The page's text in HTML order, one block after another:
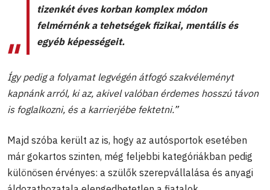
tizenkét éves korban komplex módon
felmérnénk a tehetségek fizikai, mentális és
egyéb képességeit.
Így pedig a folyamat legvégén átfogó szakvéleményt
kapnánk arról, ki az, akivel valóban érdemes hosszú távon
is foglalkozni, és a karrierjébe fektetni.”
Majd szóba került az is, hogy az autósportok esetében
már gokartos szinten, még feljebbi kategóriákban pedig
különösen érvényes: a szülők szerepvállalása és anyagi